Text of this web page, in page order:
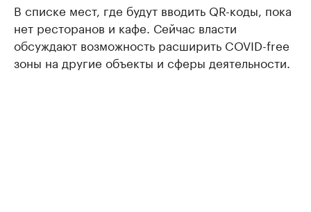
В списке мест, где будут вводить QR-коды, пока
нет ресторанов и кафе. Сейчас власти
обсуждают возможность расширить COVID-free
зоны на другие объекты и сферы деятельности.